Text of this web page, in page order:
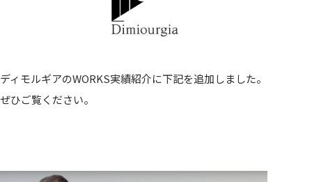
ディモルギアのWORKS実績紹介に下記を追加しました。
ぜひご覧ください。